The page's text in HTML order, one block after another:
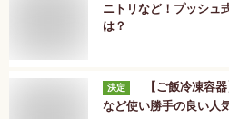
ニトリなど！プッシュ
は？
決定
【ご飯冷凍容
など使い勝手の良い人